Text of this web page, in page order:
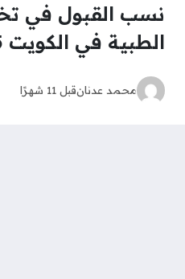
نسب القبول في
الطبية في الكويت 2025 / 2026
محمد عدنانقبل 11 شهرًا